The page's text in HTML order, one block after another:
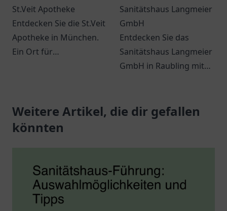
St.Veit Apotheke
Entdecken Sie die St.Veit
Apotheke in München.
Ein Ort für
Produktpalette.
Sanitätshaus Langmeier
GmbH
Entdecken Sie das
Sanitätshaus Langmeier
GmbH in Raubling mit
und individueller
Beratung.
Weitere Artikel, die dir gefallen
könnten